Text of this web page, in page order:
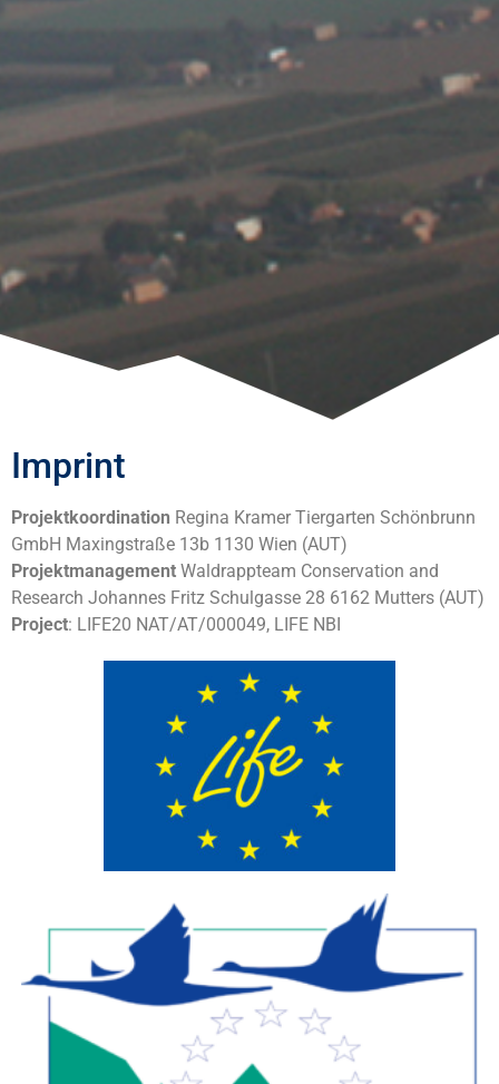
Imprint
Projektkoordination Regina Kramer Tiergarten Schönbrunn
GmbH Maxingstraße 13b 1130 Wien (AUT)
Projektmanagement Waldrappteam Conservation and
Research Johannes Fritz Schulgasse 28 6162 Mutters (AUT)
Project: LIFE20 NAT/AT/000049, LIFE NBI